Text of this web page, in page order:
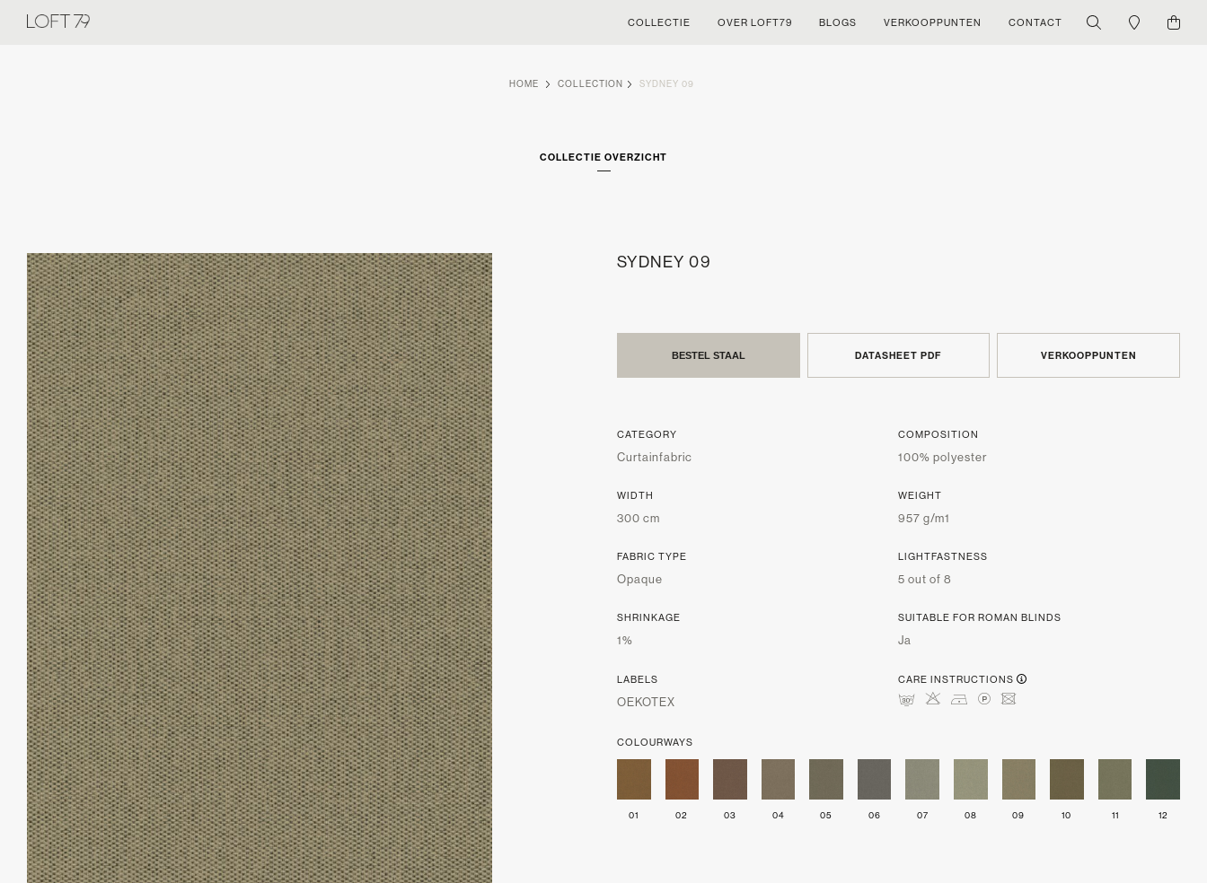
COLLECTIE OVER LOFT79 BLOGS VERKOOPPUNTEN CONTACT
HOME COLLECTION SYDNEY 09
COLLECTIE OVERZICHT
SYDNEY 09
BESTEL STAAL DATASHEET PDF VERKOOPPUNTEN
CATEGORY
Curtainfabric
COMPOSITION
100% polyester
WIDTH
300 cm
WEIGHT
957 g/m1
FABRIC TYPE
Opaque
LIGHTFASTNESS
5 out of 8
SHRINKAGE
1%
SUITABLE FOR ROMAN BLINDS
Ja
LABELS
OEKOTEX
CARE INSTRUCTIONS
mHDLU
COLOURWAYS
01 02 03 04 05 06 07 08 09 10 11 12